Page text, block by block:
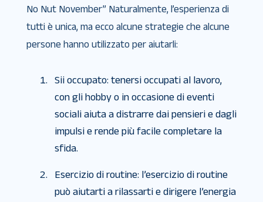
No Nut November” Naturalmente, l’esperienza di
tutti è unica, ma ecco alcune strategie che alcune
persone hanno utilizzato per aiutarli:
Sii occupato: tenersi occupati al lavoro,
con gli hobby o in occasione di eventi
sociali aiuta a distrarre dai pensieri e dagli
impulsi e rende più facile completare la
sfida.
Esercizio di routine: l’esercizio di routine
può aiutarti a rilassarti e dirigere l’energia